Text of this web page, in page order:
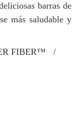
barras de
más saludable y
FIBER™ /